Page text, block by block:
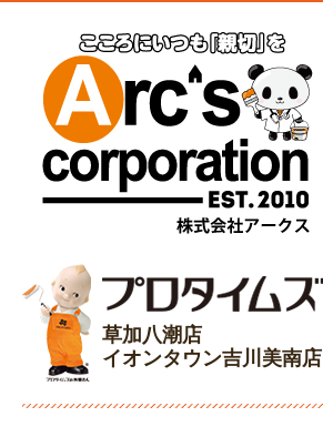
草加八潮店
イオンタウン吉川美南店